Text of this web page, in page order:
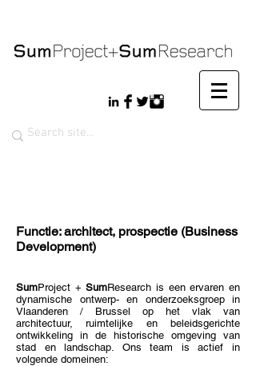
Functie: architect, prospectie (Business
Development)
SumProject +SumResearch is een ervaren en
dynamische ontwerp- en onderzoeksgroep in
Vlaanderen / Brussel op het vlak van
architectuur, ruimtelijke en beleidsgerichte
ontwikkeling in de historische omgeving van
stad en landschap. Ons team is actief in
volgende domeinen: